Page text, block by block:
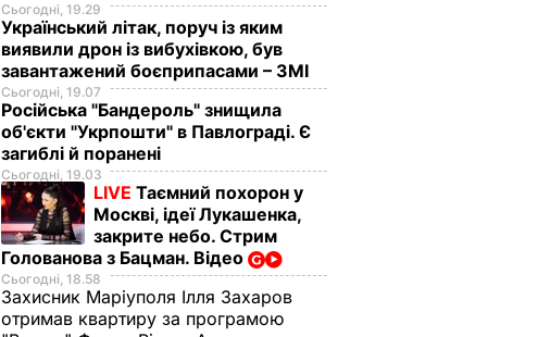
Сьогодні, 19.29
Український літак, поруч із яким
виявили дрон із вибухівкою, був
завантажений боєприпасами – ЗМІ
Сьогодні, 19.07
Російська "Бандероль" знищила
об'єкти "Укрпошти" в Павлограді. Є
загиблі й поранені
Сьогодні, 19.03
LIVE Таємний похорон у
Москві, ідеї Лукашенка,
закрите небо. Стрим
Голованова з Бацман. Відео
Сьогодні, 18.58
Захисник Маріуполя Ілля Захаров
отримав квартиру за програмою